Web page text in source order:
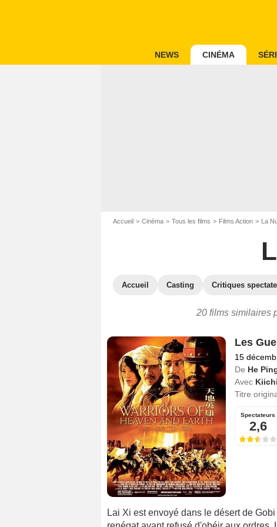
NEWS CINÉMA
Accueil Cinéma Tous les films Films Action La
Accueil Casting Critiques
20 films similaires
Les
15
De He
Avec
Titre
Spectateurs
2,6
Lai Xi est envoyé dans le désert de